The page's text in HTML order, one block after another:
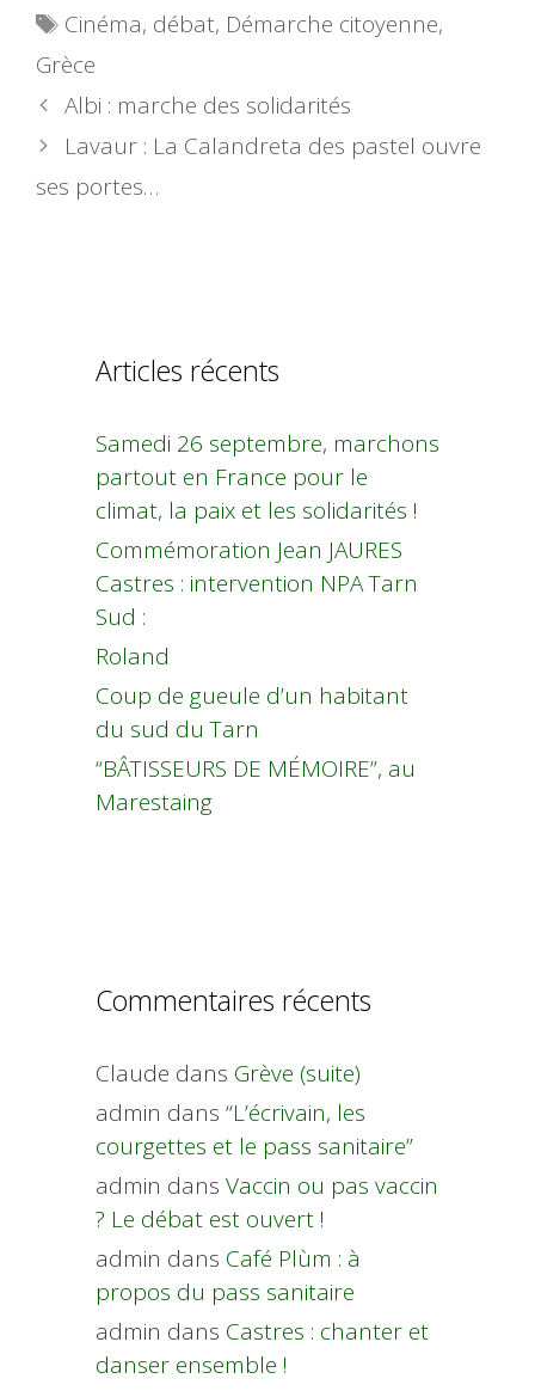
Étiquettes
Cinéma, débat, Démarche citoyenne,
Grèce
Albi : marche des solidarités
Lavaur : La Calandreta des pastel ouvre
ses portes…
Articles récents
Samedi 26 septembre, marchons
partout en France pour le
climat, la paix et les solidarités !
Commémoration Jean JAURES
Castres : intervention NPA Tarn
Sud :
Roland
Coup de gueule d’un habitant
du sud du Tarn
“BÂTISSEURS DE MÉMOIRE”, au
Marestaing
Commentaires récents
Claude dans Grève (suite)
admin dans “L’écrivain, les
courgettes et le pass sanitaire”
admin dans Vaccin ou pas vaccin
? Le débat est ouvert !
admin dans Café Plùm : à
propos du pass sanitaire
admin dans Castres : chanter et
danser ensemble !